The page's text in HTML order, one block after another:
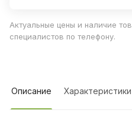
Актуальные цены и наличие
специалистов по телефону.
Описание Характеристики